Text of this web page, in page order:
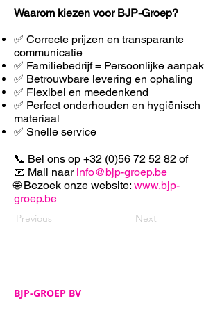
Waarom kiezen voor BJP-Groep?
✅ Correcte prijzen en transparante
communicatie
✅ Familiebedrijf = Persoonlijke aanpak
✅ Betrouwbare levering en ophaling
✅ Flexibel en meedenkend
✅ Perfect onderhouden en hygiënisch
materiaal
✅ Snelle service
📞 Bel ons op +32 (0)56 72 52 82 of
📧 Mail naar info@bjp-groep.be
🌐 Bezoek onze website: www.bjp-
groep.be
Previous Next
BJP-GROEP BV